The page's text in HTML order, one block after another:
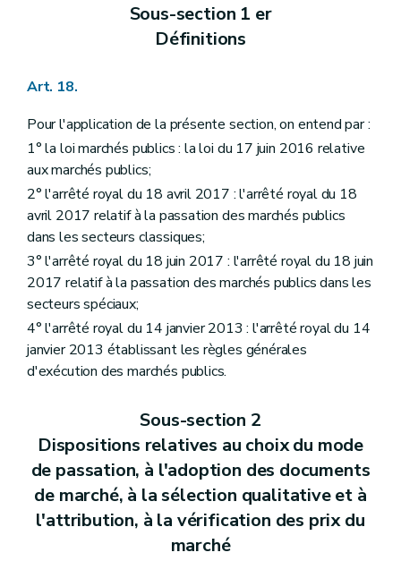
Sous-section 1 er
Définitions
Art. 18.
Pour l'application de la présente section, on entend par :
1° la loi marchés publics : la loi du 17 juin 2016 relative
aux marchés publics;
2° l'arrêté royal du 18 avril 2017 : l'arrêté royal du 18
avril 2017 relatif à la passation des marchés publics
dans les secteurs classiques;
3° l'arrêté royal du 18 juin 2017 : l'arrêté royal du 18 juin
2017 relatif à la passation des marchés publics dans les
secteurs spéciaux;
4° l'arrêté royal du 14 janvier 2013 : l'arrêté royal du 14
janvier 2013 établissant les règles générales
d'exécution des marchés publics.
Sous-section 2
Dispositions relatives au choix du mode
de passation, à l'adoption des documents
de marché, à la sélection qualitative et à
l'attribution, à la vérification des prix du
marché